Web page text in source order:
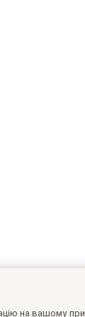
на вашому